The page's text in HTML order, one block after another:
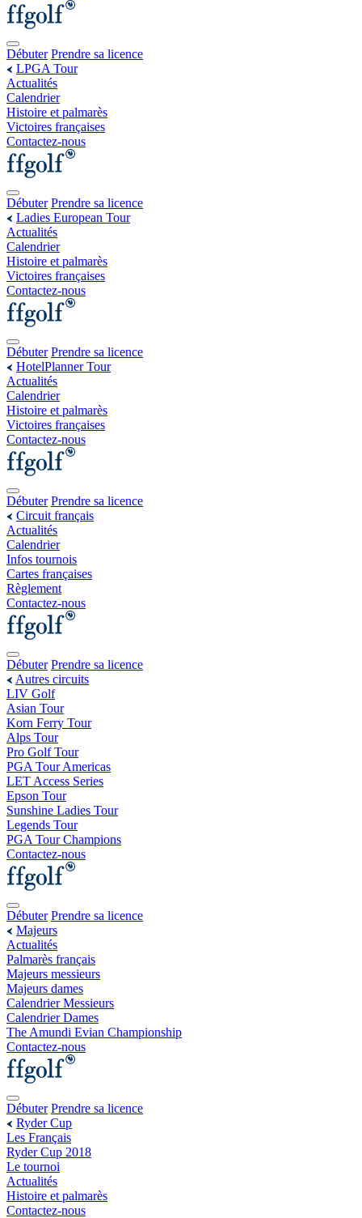
Débuter Prendre sa licence
LPGA Tour
Actualités
Calendrier
Histoire et palmarès
Victoires françaises
Contactez-nous
Débuter Prendre sa licence
Ladies European Tour
Actualités
Calendrier
Histoire et palmarès
Victoires françaises
Contactez-nous
Débuter Prendre sa licence
HotelPlanner Tour
Actualités
Calendrier
Histoire et palmarès
Victoires françaises
Contactez-nous
Débuter Prendre sa licence
Circuit français
Actualités
Calendrier
Infos tournois
Cartes françaises
Règlement
Contactez-nous
Débuter Prendre sa licence
Autres circuits
LIV Golf
Asian Tour
Korn Ferry Tour
Alps Tour
Pro Golf Tour
PGA Tour Americas
LET Access Series
Epson Tour
Sunshine Ladies Tour
Legends Tour
PGA Tour Champions
Contactez-nous
Débuter Prendre sa licence
Majeurs
Actualités
Palmarès français
Majeurs messieurs
Majeurs dames
Calendrier Messieurs
Calendrier Dames
The Amundi Evian Championship
Contactez-nous
Débuter Prendre sa licence
Ryder Cup
Les Français
Ryder Cup 2018
Le tournoi
Actualités
Histoire et palmarès
Contactez-nous